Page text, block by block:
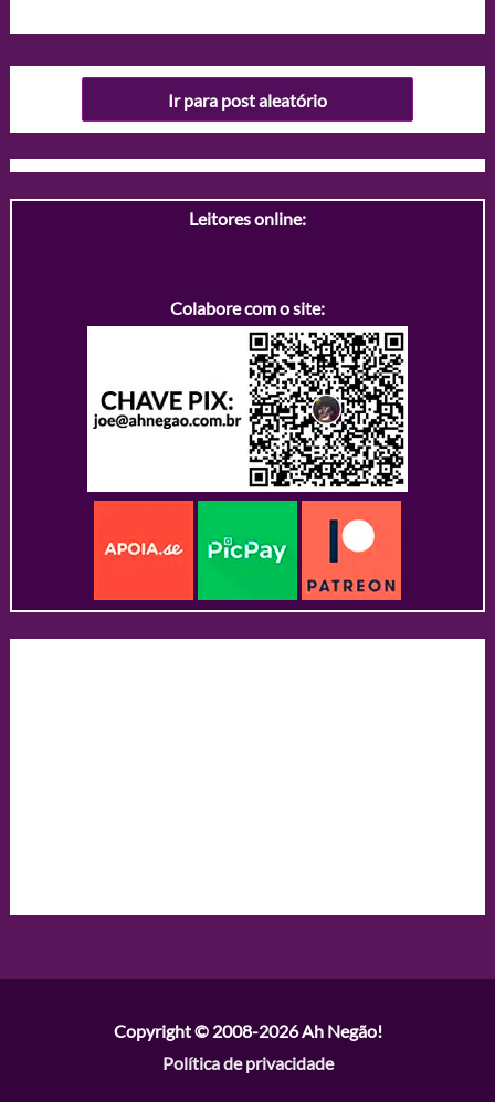
Ir para post aleatório
Leitores online:
Colabore com o site:
Copyright © 2008-2026Ah Negão!
Política de privacidade